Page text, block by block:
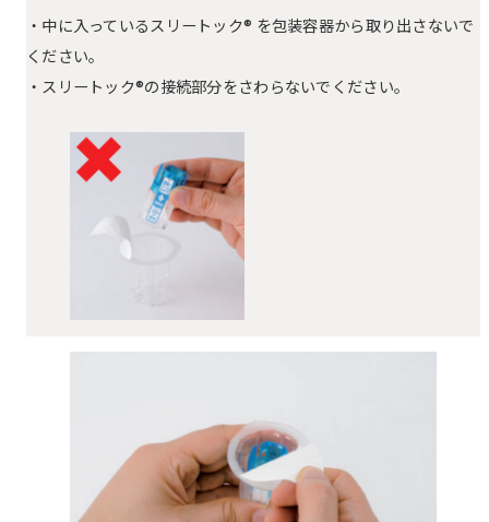
・中に入っているスリートック® を包装容器から取り出さないで
ください。
・スリートック®の接続部分をさわらないでください。